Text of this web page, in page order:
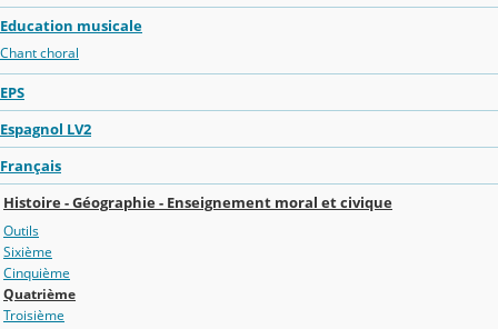
Education musicale
Chant choral
EPS
Espagnol LV2
Français
Histoire - Géographie - Enseignement moral et civique
Outils
Sixième
Cinquième
Quatrième
Troisième